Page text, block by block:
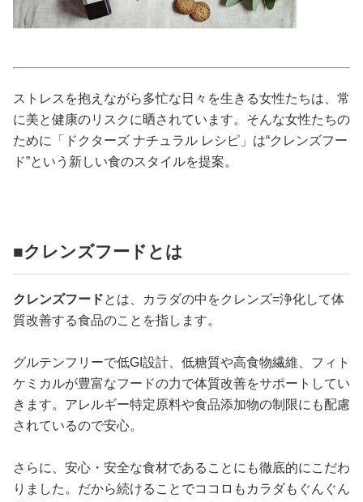
ストレスを抱えながら多忙な日々を生きる女性たちは、常
に美と健康のリスクに晒されています。そんな女性たちの
ために「ドクターズ ナチュラル レシピ」は“クレンズフー
ド”という新しい食のスタイルを提案。
■クレンズフードとは
クレンズフードとは、カラダの中をクレンズ=浄化して体
質改善する食品のことを指します。
グルテンフリーで低GI設計、低糖質や高食物繊維、フィト
ケミカルが豊富なフードの力で体質改善をサポートしてい
きます。アレルギー特定原料や食品添加物の制限にも配慮
されているので安心。
さらに、安心・安全な食材であることにも徹底的にこだわ
りました。だから続けることでココロもカラダもぐんぐん